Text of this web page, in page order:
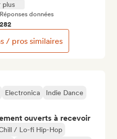
Electronica
Indie Dance
ouverts à recevoir
/ Lo-fi Hip-Hop
plus
Réponses données
282
/ pros similaires